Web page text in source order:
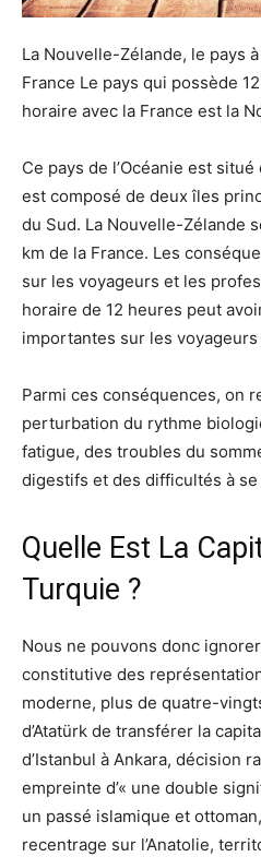
La Nouvelle-Zélande, le pays
France Le pays qui possède
horaire avec la France est la
Ce pays de l’Océanie est
est composé de deux îles
du Sud. La Nouvelle-Zélande
km de la France. Les
sur les voyageurs et les
horaire de 12 heures peut
importantes sur les
Parmi ces conséquences, on
perturbation du rythme
fatigue, des troubles du
digestifs et des difficultés à
Quelle Est La
Turquie ?
Nous ne pouvons donc
constitutive des
moderne, plus de quatre-
d’Atatürk de transférer la
d’Istanbul à Ankara, décision
empreinte d’« une double
un passé islamique et
recentrage sur l’Anatolie,